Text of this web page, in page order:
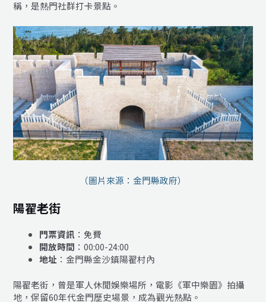
稱，是熱門社群打卡景點。
（圖片來源：金門縣政府）
陽翟老街
門票資訊 ：免費
開放時間 ：00:00-24:00
地址 ：金門縣金沙鎮陽翟村內
陽翟老街，曾是軍人休閒娛樂場所，電影《軍中樂園》拍攝
地，保留60年代金門歷史場景，成為觀光熱點。